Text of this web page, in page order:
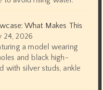
What Makes This
24, 2026
a model wearing
and black high-
with silver studs, ankle